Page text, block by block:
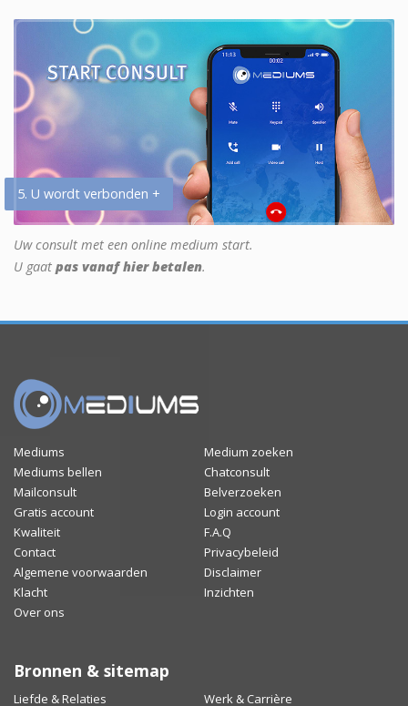
5. U wordt verbonden +
Uw consult met een online medium start.
U gaat pas vanaf hier betalen.
Mediums
Medium zoeken
Mediums bellen
Chatconsult
Mailconsult
Belverzoeken
Gratis account
Login account
Kwaliteit
F.A.Q
Contact
Privacybeleid
Algemene voorwaarden
Disclaimer
Klacht
Inzichten
Over ons
Bronnen & sitemap
Liefde & Relaties Werk & Carrière